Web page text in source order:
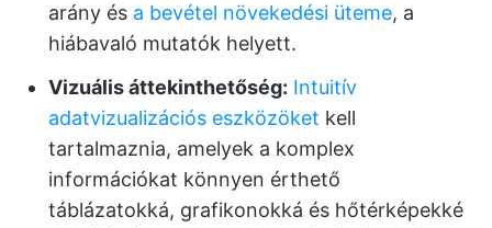
arány és a bevétel növekedési üteme, a
hiábavaló mutatók helyett.
Vizuális áttekinthetőség: Intuitív
adatvizualizációs eszközöket kell
tartalmaznia, amelyek a komplex
információkat könnyen érthető
táblázatokká, grafikonokká és hőtérképekké